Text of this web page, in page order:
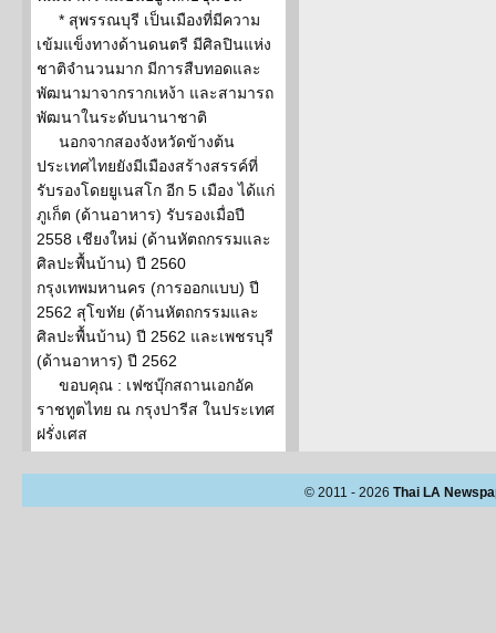
* สุพรรณบุรี เป็นเมืองที่มีความ
เข้มแข็งทางด้านดนตรี มีศิลปินแห่ง
ชาติจำนวนมาก มีการสืบทอดและ
พัฒนามาจากรากเหง้า และสามารถ
พัฒนาในระดับนานาชาติ
นอกจากสองจังหวัดข้างต้น
ประเทศไทยยังมีเมืองสร้างสรรค์ที่
รับรองโดยยูเนสโก อีก 5 เมือง ได้แก่
ภูเก็ต (ด้านอาหาร) รับรองเมื่อปี
2558 เชียงใหม่ (ด้านหัตถกรรมและ
ศิลปะพื้นบ้าน) ปี 2560
กรุงเทพมหานคร (การออกแบบ) ปี
2562 สุโขทัย (ด้านหัตถกรรมและ
ศิลปะพื้นบ้าน) ปี 2562 และเพชรบุรี
(ด้านอาหาร) ปี 2562
ขอบคุณ : เฟซบุ๊กสถานเอกอัค
ราชทูตไทย ณ กรุงปารีส ในประเทศ
ฝรั่งเศส
© 2011 - 2026 Thai LA